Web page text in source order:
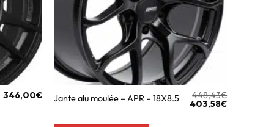
346,00€ Jante alu moulée – APR – 18X8.5 448,43€
403,58€